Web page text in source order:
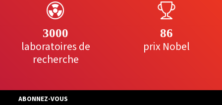
3000
laboratoires de
recherche
86
prix Nobel
ABONNEZ-VOUS